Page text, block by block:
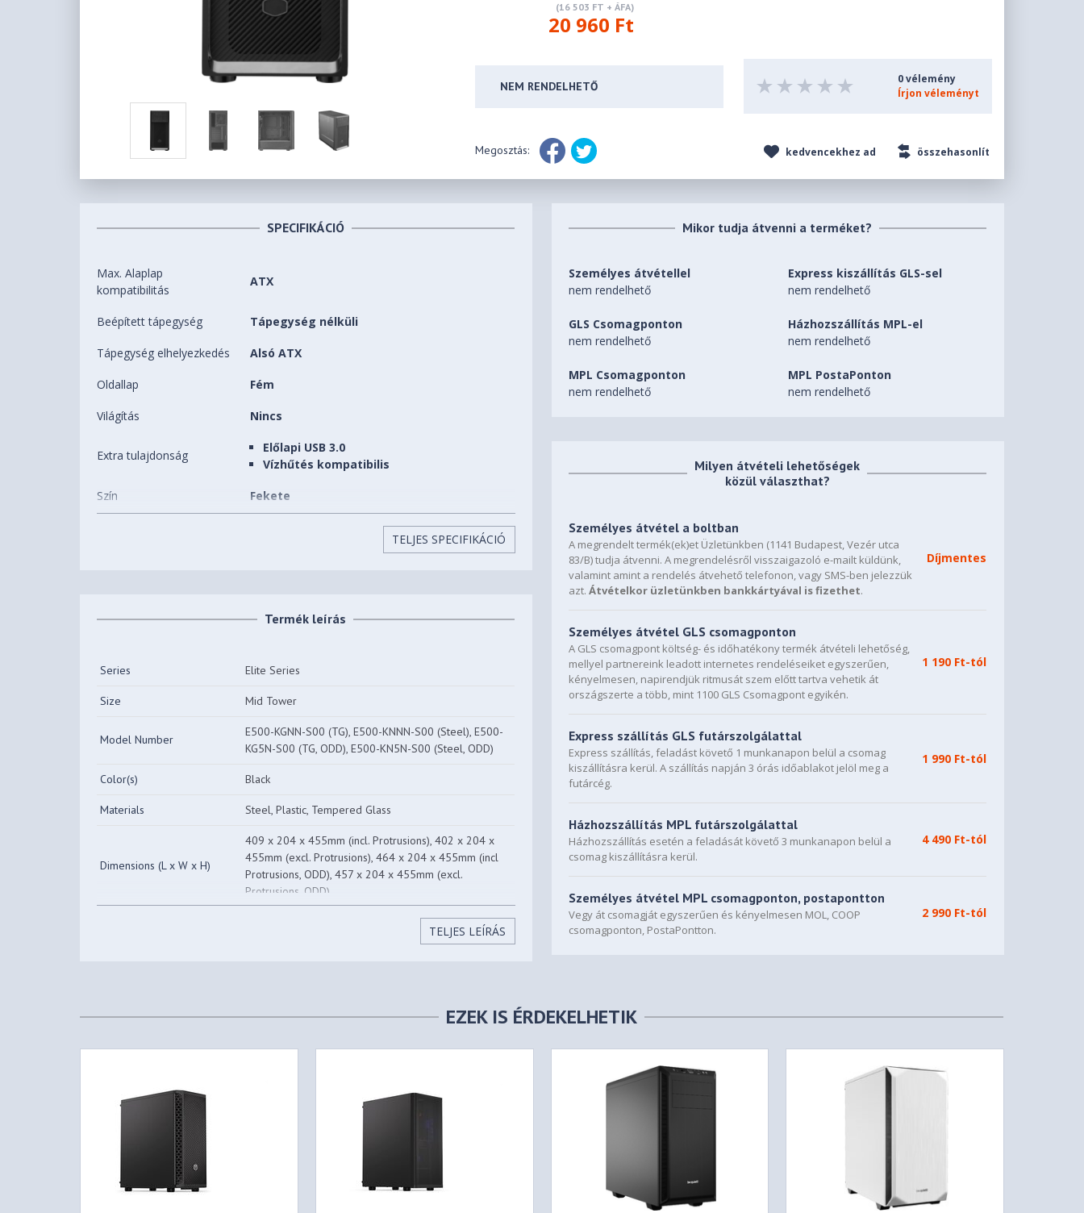
(16 503 FT + ÁFA)
20 960 Ft
NEM RENDELHETŐ
0 vélemény
Írjon véleményt
Megosztás: kedvencekhez ad összehasonlít
SPECIFIKÁCIÓ
Max. Alaplap
kompatibilitás
ATX
Beépített tápegység Tápegység nélküli
Tápegység elhelyezkedés Alsó ATX
Oldallap Fém
Világítás Nincs
Extra tulajdonság
Előlapi USB 3.0
Vízhűtés kompatibilis
Szín Fekete
Előlapi (5,25") bővítőhelyek
Beépített ventilátorok 1 db
Beépíthető
hossza
350 mm
8.27 kg
TELJES SPECIFIKÁCIÓ
Termék leírás
Series Elite Series
Size Mid Tower
Model Number
E500-KGNN-S00 (TG), E500-KNNN-S00 (Steel), E500-
KG5N-S00 (TG, ODD), E500-KN5N-S00 (Steel, ODD)
Color(s) Black
Materials Steel, Plastic, Tempered Glass
Dimensions (L x W x H)
409 x 204 x 455mm (incl. Protrusions), 402 x 204 x
455mm (excl. Protrusions), 464 x 204 x 455mm (incl
Protrusions, ODD), 457 x 204 x 455mm (excl.
Protrusions, ODD)
37.29L (E500-KGNN-S00, E500-KNNN-S00) (exlc.
Protrusions), 42.40L (E500-KG5N-S00, E500-KN5N-
Expansion Slots 7
Kensington Lock N/A
5.25" Drive Bays
2.5" / 3.5" Drive Bays
2.5" Drive Bays
TELJES LEÍRÁS
Mikor tudja átvenni a terméket?
Személyes átvétellel
nem rendelhető
Express kiszállítás GLS-sel
nem rendelhető
GLS Csomagponton
nem rendelhető
Házhozszállítás MPL-el
nem rendelhető
MPL Csomagponton
nem rendelhető
MPL PostaPonton
nem rendelhető
Milyen átvételi lehetőségek
közül választhat?
Személyes átvétel a boltban
A megrendelt termék(ek)et Üzletünkben (1141 Budapest, Vezér utca
83/B) tudja átvenni. A megrendelésről visszaigazoló e-mailt küldünk,
valamint amint a rendelés átvehető telefonon, vagy SMS-ben jelezzük
azt.Átvételkor üzletünkben bankkártyával is fizethet.
Díjmentes
Személyes átvétel GLS csomagponton
A GLS csomagpont költség- és időhatékony termék átvételi lehetőség,
mellyel partnereink leadott internetes rendeléseiket egyszerűen,
kényelmesen, napirendjük ritmusát szem előtt tartva vehetik át
országszerte a több, mint 1100 GLS Csomagpont egyikén.
1 190 Ft-tól
Express szállítás GLS futárszolgálattal
Express szállítás, feladást követő 1 munkanapon belül a csomag
kiszállításra kerül. A szállítás napján 3 órás időablakot jelöl meg a
futárcég.
1 990 Ft-tól
Házhozszállítás MPL futárszolgálattal
Házhozszállítás esetén a feladását követő 3 munkanapon belül a
csomag kiszállításra kerül.
4 490 Ft-tól
Személyes átvétel MPL csomagponton, postapontton
Vegy át csomagját egyszerűen és kényelmesen MOL, COOP
csomagponton, PostaPontton.
2 990 Ft-tól
EZEK IS ÉRDEKELHETIK